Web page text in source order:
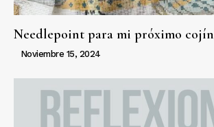
Needlepoint para mi próximo cojín
Noviembre 15, 2024